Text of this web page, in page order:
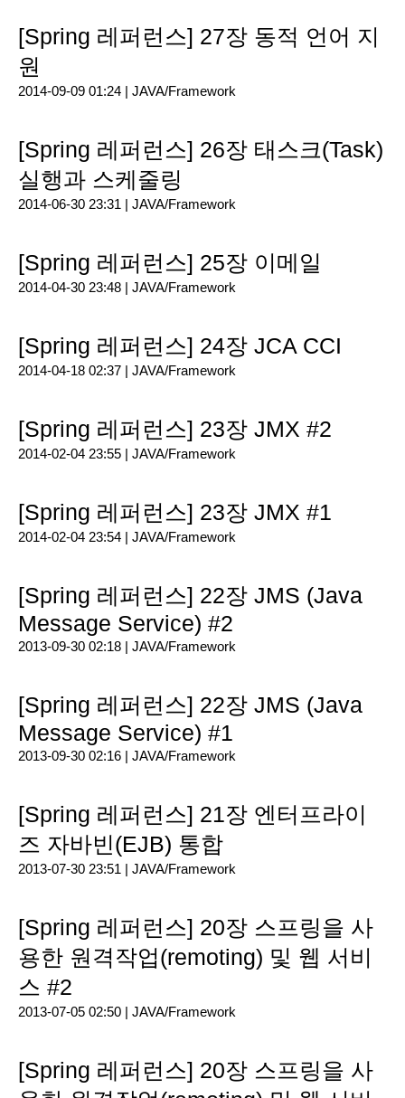
[Spring 레퍼런스] 27장 동적 언어 지
원
2014-09-09 01:24 | JAVA/Framework
[Spring 레퍼런스] 26장 태스크(Task)
실행과 스케줄링
2014-06-30 23:31 | JAVA/Framework
[Spring 레퍼런스] 25장 이메일
2014-04-30 23:48 | JAVA/Framework
[Spring 레퍼런스] 24장 JCA CCI
2014-04-18 02:37 | JAVA/Framework
[Spring 레퍼런스] 23장 JMX #2
2014-02-04 23:55 | JAVA/Framework
[Spring 레퍼런스] 23장 JMX #1
2014-02-04 23:54 | JAVA/Framework
[Spring 레퍼런스] 22장 JMS (Java
Message Service) #2
2013-09-30 02:18 | JAVA/Framework
[Spring 레퍼런스] 22장 JMS (Java
Message Service) #1
2013-09-30 02:16 | JAVA/Framework
[Spring 레퍼런스] 21장 엔터프라이
즈 자바빈(EJB) 통합
2013-07-30 23:51 | JAVA/Framework
[Spring 레퍼런스] 20장 스프링을 사
용한 원격작업(remoting) 및 웹 서비
스 #2
2013-07-05 02:50 | JAVA/Framework
[Spring 레퍼런스] 20장 스프링을 사